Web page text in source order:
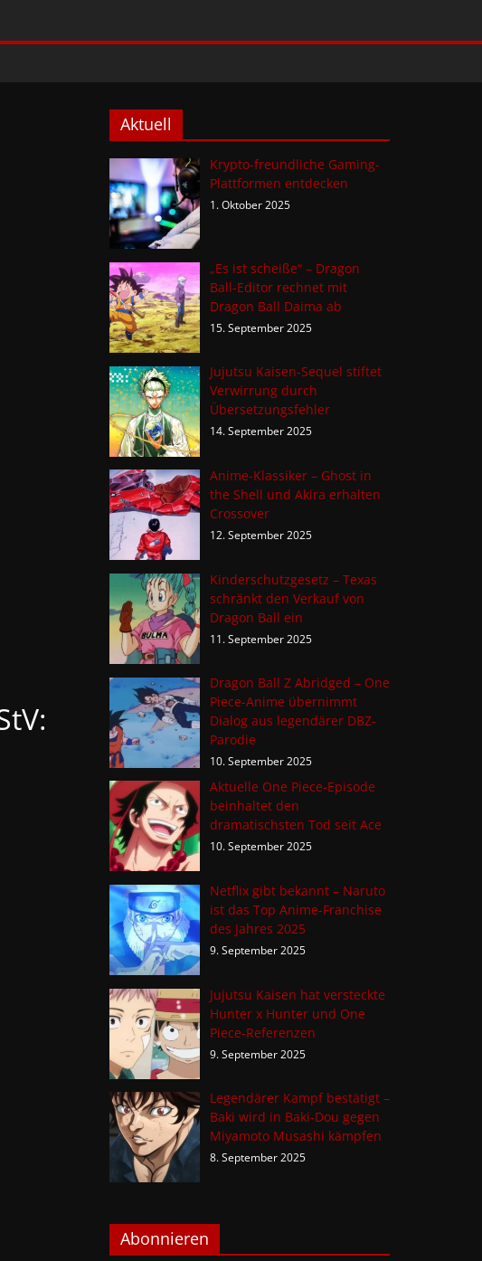
Aktuell
Krypto-freundliche Gaming-
Plattformen entdecken
1. Oktober 2025
„Es ist scheiße“ – Dragon
Ball-Editor rechnet mit
Dragon Ball Daima ab
15. September 2025
Jujutsu Kaisen-Sequel stiftet
Verwirrung durch
Übersetzungsfehler
14. September 2025
Anime-Klassiker – Ghost in
the Shell und Akira erhalten
Crossover
12. September 2025
Kinderschutzgesetz – Texas
schränkt den Verkauf von
Dragon Ball ein
11. September 2025
Dragon Ball Z Abridged – One
Piece-Anime übernimmt
Dialog aus legendärer DBZ-
Parodie
10. September 2025
Aktuelle One Piece-Episode
beinhaltet den
dramatischsten Tod seit Ace
10. September 2025
Netflix gibt bekannt – Naruto
ist das Top Anime-Franchise
des Jahres 2025
9. September 2025
Jujutsu Kaisen hat versteckte
Hunter x Hunter und One
Piece-Referenzen
9. September 2025
Legendärer Kampf bestätigt –
Baki wird in Baki-Dou gegen
Miyamoto Musashi kämpfen
8. September 2025
Abonnieren